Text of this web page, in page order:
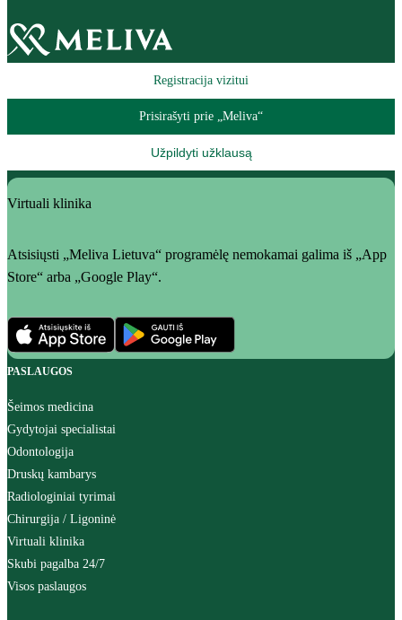
Registracija vizitui
Prisirašyti prie „Meliva“
Užpildyti užklausą
Virtuali klinika
Atsisiųsti „Meliva Lietuva“ programėlę nemokamai galima iš „App
Store“ arba „Google Play“.
PASLAUGOS
Šeimos medicina
Gydytojai specialistai
Odontologija
Druskų kambarys
Radiologiniai tyrimai
Chirurgija / Ligoninė
Virtuali klinika
Skubi pagalba 24/7
Visos paslaugos